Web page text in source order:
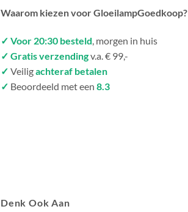
Waarom kiezen voor GloeilampGoedkoop?
✓ Voor 20:30 besteld, morgen in huis
✓ Gratis verzendingv.a. € 99,-
✓ Veiligachteraf betalen
✓ Beoordeeld met een 8.3
Denk Ook Aan